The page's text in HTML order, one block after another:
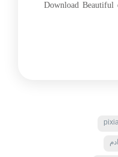
Download Beautiful